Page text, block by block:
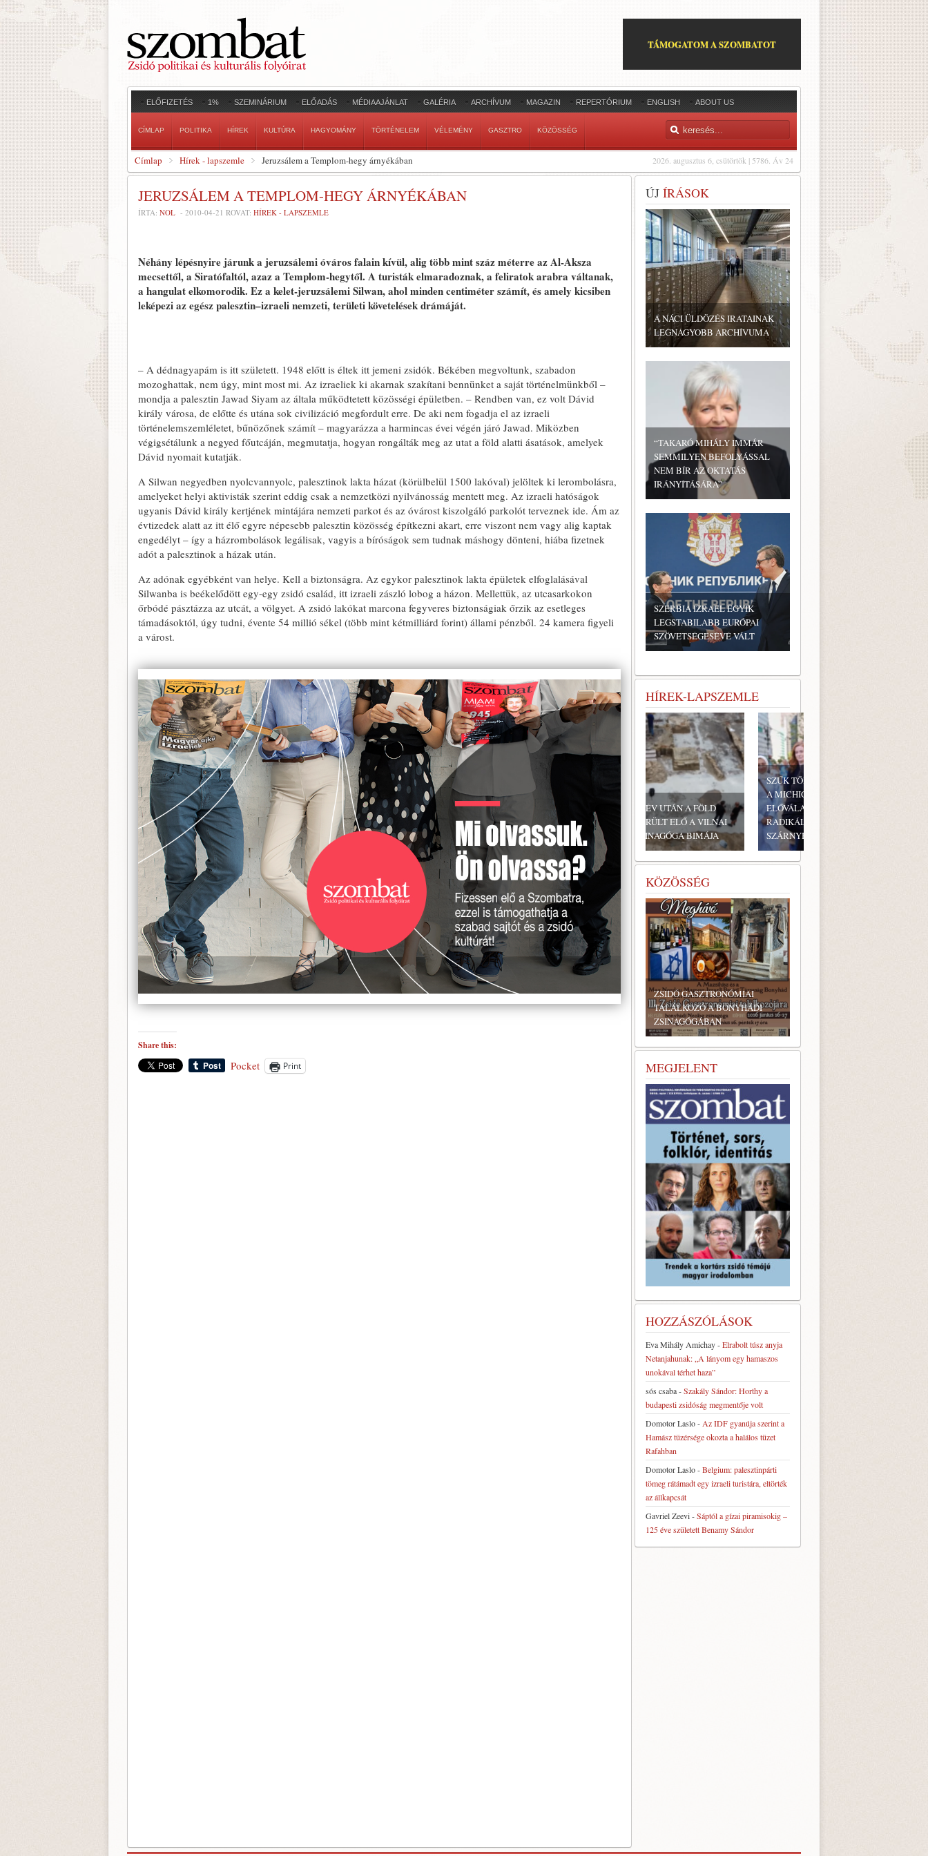
TÁMOGATOM A SZOMBATOT
ELŐFIZETÉS 1% SZEMINÁRIUM ELŐADÁS MÉDIAAJÁNLAT GALÉRIA ARCHÍVUM MAGAZIN REPERTÓRIUM ENGLISH ABOUT US
CÍMLAP POLITIKA HÍREK KULTÚRA HAGYOMÁNY TÖRTÉNELEM VÉLEMÉNY GASZTRO KÖZÖSSÉG
2026. augusztus 6, csütörtök | 5786. Áv 24
Címlap Hírek - lapszemle Jeruzsálem a Templom-hegy árnyékában
JERUZSÁLEM A TEMPLOM-HEGY ÁRNYÉKÁBAN
ÍRTA: NOL - 2010-04-21 ROVAT: HÍREK - LAPSZEMLE
Néhány lépésnyire járunk a jeruzsálemi óváros falain kívül, alig több mint száz méterre az Al-Aksza
mecsettől, a Siratófaltól, azaz a Templom-hegytől. A turisták elmaradoznak, a feliratok arabra váltanak,
a hangulat elkomorodik. Ez a kelet-jeruzsálemi Silwan, ahol minden centiméter számít, és amely kicsiben
leképezi az egész palesztin–izraeli nemzeti, területi követelések drámáját.
– A dédnagyapám is itt született. 1948 előtt is éltek itt jemeni zsidók. Békében megvoltunk, szabadon
mozoghattak, nem úgy, mint most mi. Az izraeliek ki akarnak szakítani bennünket a saját történelmünkből –
mondja a palesztin Jawad Siyam az általa működtetett közösségi épületben. – Rendben van, ez volt Dávid
király városa, de előtte és utána sok civilizáció megfordult erre. De aki nem fogadja el az izraeli
történelemszemléletet, bűnözőnek számít – magyarázza a harmincas évei végén járó Jawad. Miközben
végigsétálunk a negyed főutcáján, megmutatja, hogyan rongálták meg az utat a föld alatti ásatások, amelyek
Dávid nyomait kutatják.
A Silwan negyedben nyolcvannyolc, palesztinok lakta házat (körülbelül 1500 lakóval) jelöltek ki lerombolásra,
amelyeket helyi aktivisták szerint eddig csak a nemzetközi nyilvánosság mentett meg. Az izraeli hatóságok
ugyanis Dávid király kertjének mintájára nemzeti parkot és az óvárost kiszolgáló parkolót terveznek ide. Ám az
évtizedek alatt az itt élő egyre népesebb palesztin közösség építkezni akart, erre viszont nem vagy alig kaptak
engedélyt – így a házrombolások legálisak, vagyis a bíróságok sem tudnak máshogy dönteni, hiába fizetnek
adót a palesztinok a házak után.
Az adónak egyébként van helye. Kell a biztonságra. Az egykor palesztinok lakta épületek elfoglalásával
Silwanba is beékelődött egy-egy zsidó család, itt izraeli zászló lobog a házon. Mellettük, az utcasarkokon
őrbódé pásztázza az utcát, a völgyet. A zsidó lakókat marcona fegyveres biztonságiak őrzik az esetleges
támadásoktól, úgy tudni, évente 54 millió sékel (több mint kétmilliárd forint) állami pénzből. 24 kamera figyeli
a várost.
Share this:
Pocket Print
ÚJ ÍRÁSOK
A NÁCI ÜLDÖZÉS IRATAINAK
LEGNAGYOBB ARCHÍVUMA
“TAKARÓ MIHÁLY IMMÁR
SEMMILYEN BEFOLYÁSSAL
NEM BÍR AZ OKTATÁS
IRÁNYÍTÁSÁRA”
SZERBIA IZRAEL EGYIK
LEGSTABILABB EURÓPAI
SZÖVETSÉGESÉVÉ VÁLT
HÍREK-LAPSZEMLE
SZŰK TÖBBSÉGGEL GYŐZÖTT
A MICHIGANI DEMOKRATA
ELŐVÁLASZTÁSON A
RADIKÁLIS BALOLDALI
SZÁRNYHOZ SOROLT...
KÖZÖSSÉG
ZSIDÓ GASZTRONÓMIAI
TALÁLKOZÓ A BONYHÁDI
ZSINAGÓGÁBAN
MEGJELENT
HOZZÁSZÓLÁSOK
Eva Mihály Amichay-Elrabolt túsz anyja
Netanjahunak: „A lányom egy hamaszos
unokával térhet haza”
sós csaba-Szakály Sándor: Horthy a
budapesti zsidóság megmentője volt
Domotor Laslo- Az IDF gyanúja szerint a
Hamász tüzérsége okozta a halálos tüzet
Rafahban
Domotor Laslo-Belgium: palesztinpárti
tömeg rátámadt egy izraeli turistára, eltörték
az állkapcsát
Gavriel Zeevi-Sáptól a gízai piramisokig –
125 éve született Benamy Sándor